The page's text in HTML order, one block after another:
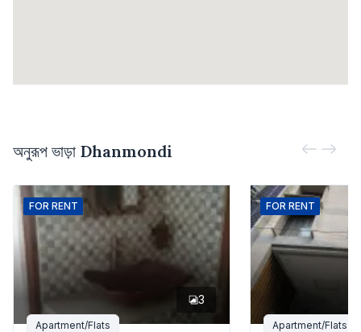
অনুরূপ ভাড়া Dhanmondi
FOR RENT
3
Apartment/Flats
FOR RENT
Apartment/Flats